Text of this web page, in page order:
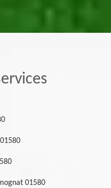
01580